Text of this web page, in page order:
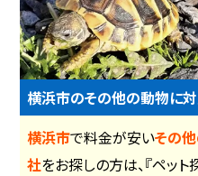
横浜市のその他の動物に
横浜市で料金が安いその
社をお探しの方は、『ペッ